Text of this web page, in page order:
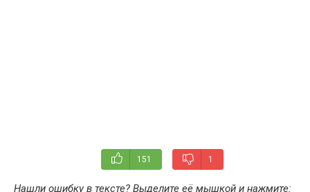
151 1
Нашли ошибку в тексте? Выделите её мышкой и нажмите: